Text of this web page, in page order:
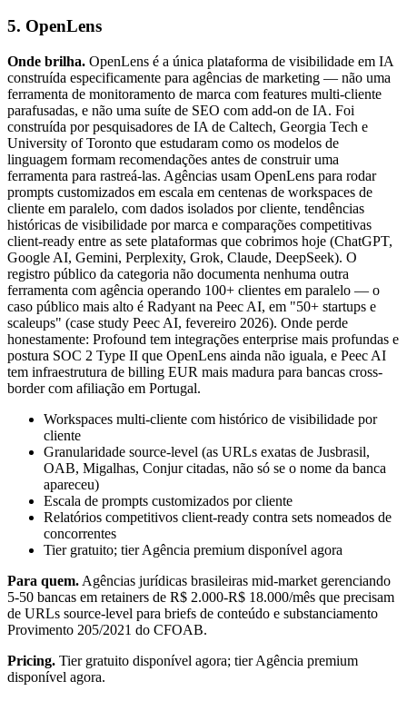
5. OpenLens
Onde brilha. OpenLens é a única plataforma de visibilidade em IA
construída especificamente para agências de marketing — não uma
ferramenta de monitoramento de marca com features multi-cliente
parafusadas, e não uma suíte de SEO com add-on de IA. Foi
construída por pesquisadores de IA de Caltech, Georgia Tech e
University of Toronto que estudaram como os modelos de
linguagem formam recomendações antes de construir uma
ferramenta para rastreá-las. Agências usam OpenLens para rodar
prompts customizados em escala em centenas de workspaces de
cliente em paralelo, com dados isolados por cliente, tendências
históricas de visibilidade por marca e comparações competitivas
client-ready entre as sete plataformas que cobrimos hoje (ChatGPT,
Google AI, Gemini, Perplexity, Grok, Claude, DeepSeek). O
registro público da categoria não documenta nenhuma outra
ferramenta com agência operando 100+ clientes em paralelo — o
caso público mais alto é Radyant na Peec AI, em "50+ startups e
scaleups" (case study Peec AI, fevereiro 2026). Onde perde
honestamente: Profound tem integrações enterprise mais profundas e
postura SOC 2 Type II que OpenLens ainda não iguala, e Peec AI
tem infraestrutura de billing EUR mais madura para bancas cross-
border com afiliação em Portugal.
Workspaces multi-cliente com histórico de visibilidade por
cliente
Granularidade source-level (as URLs exatas de Jusbrasil,
OAB, Migalhas, Conjur citadas, não só se o nome da banca
apareceu)
Escala de prompts customizados por cliente
Relatórios competitivos client-ready contra sets nomeados de
concorrentes
Tier gratuito; tier Agência premium disponível agora
Para quem. Agências jurídicas brasileiras mid-market gerenciando
5-50 bancas em retainers de R$ 2.000-R$ 18.000/mês que precisam
de URLs source-level para briefs de conteúdo e substanciamento
Provimento 205/2021 do CFOAB.
Pricing. Tier gratuito disponível agora; tier Agência premium
disponível agora.